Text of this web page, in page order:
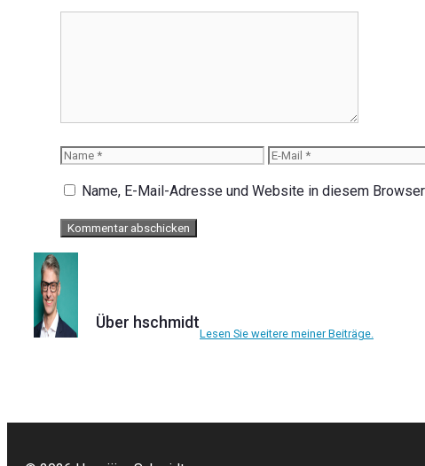
Name
E-
Name, E-Mail-Adresse und Website in diesem
Über hschmidt
Lesen Sie weitere meiner Beiträge.